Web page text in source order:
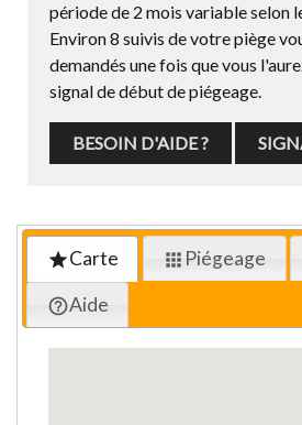
période de 2 mois variable selon
Environ 8 suivis de votre piège
demandés une fois que vous
signal de début de piégeage.
BESOIN D'AIDE ?
starCarte apps Piégeage
help_outlineAide